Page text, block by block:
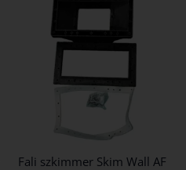
Fali szkimmer Skim Wall AF